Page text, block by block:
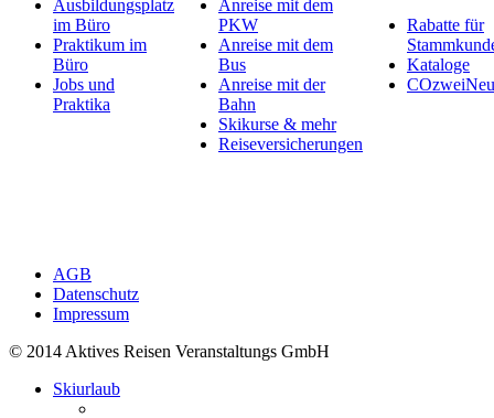
Ausbildungsplatz
im Büro
Praktikum im
Büro
Jobs und
Praktika
Anreise mit dem
PKW
Anreise mit dem
Bus
Anreise mit der
Bahn
Skikurse & mehr
Reiseversicherungen
Rabatte für
Kataloge
AGB
Datenschutz
Impressum
© 2014 Aktives Reisen Veranstaltungs GmbH
Skiurlaub